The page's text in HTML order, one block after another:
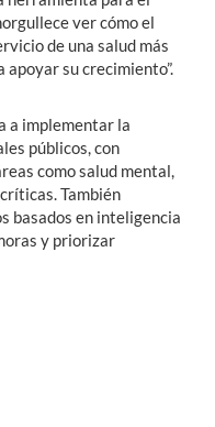
ver cómo el
de una salud más
apoyar su crecimiento”.
a implementar la
públicos, con
como salud mental,
También
basados en inteligencia
y priorizar